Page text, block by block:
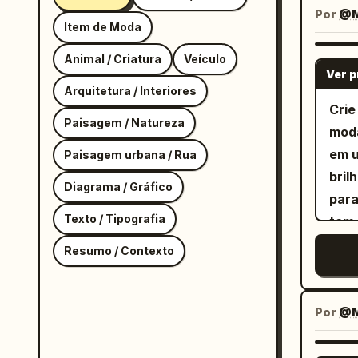
Item de Moda
Animal / Criatura Veículo
Arquitetura / Interiores
Paisagem / Natureza
Paisagem urbana / Rua
Diagrama / Gráfico
Texto / Tipografia
Resumo / Contexto
de
,
tela
e
Por
Ver
em
tem
Por